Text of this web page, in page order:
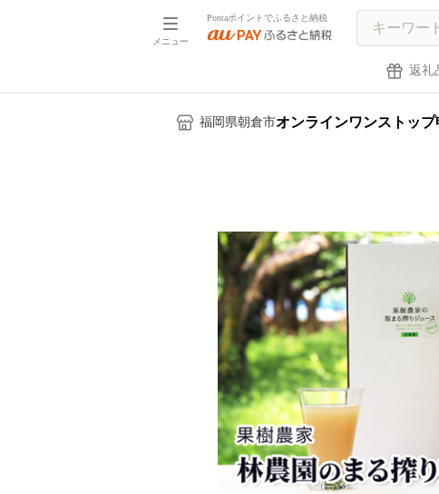
メニュー
Pontaポイントでふるさと納税
返礼
福岡県朝倉市オンラインワンストップ